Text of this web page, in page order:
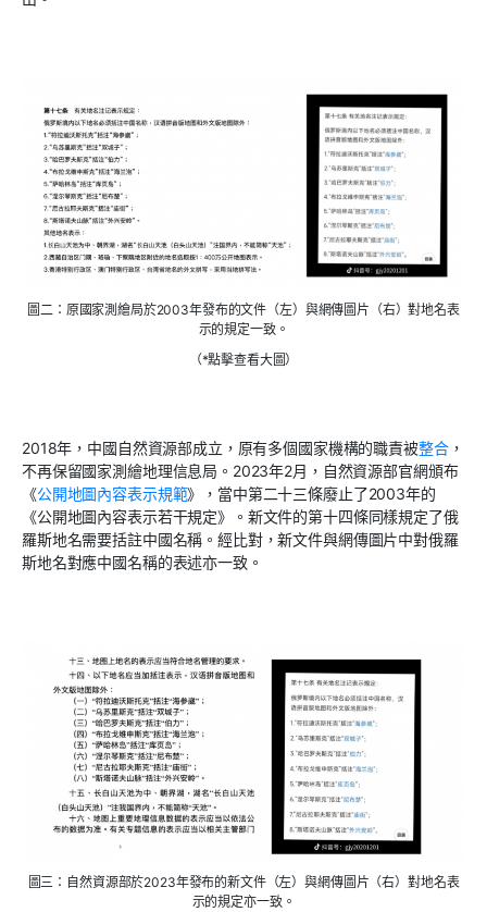
圖二：原國家測繪局於2003年發布的文件（左）與網傳圖片（右）對地名表
示的規定一致。
（*點擊查看大圖）
2018年，中國自然資源部成立，原有多個國家機構的職責被整合，
不再保留國家測繪地理信息局。2023年2月，自然資源部官網頒布
《公開地圖內容表示規範》，當中第二十三條廢止了2003年的
《公開地圖內容表示若干規定》。新文件的第十四條同樣規定了俄
羅斯地名需要括註中國名稱。經比對，新文件與網傳圖片中對俄羅
斯地名對應中國名稱的表述亦一致。
圖三：自然資源部於2023年發布的新文件（左）與網傳圖片（右）對地名表
示的規定亦一致。